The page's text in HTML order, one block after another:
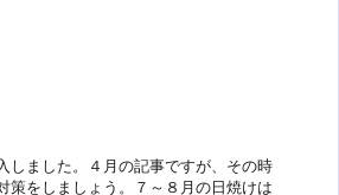
しました。４月の記事ですが、その時
策をしましょう。７～８月の日焼けは